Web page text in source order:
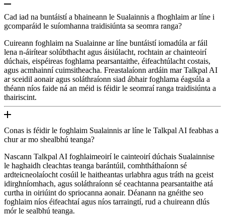
Cad iad na buntáistí a bhaineann le Sualainnis a fhoghlaim ar líne i
gcomparáid le suíomhanna traidisiúnta sa seomra ranga?
Cuireann foghlaim na Sualainne ar líne buntáistí iomadúla ar fáil
lena n-áirítear solúbthacht agus áisiúlacht, rochtain ar chainteoirí
dúchais, eispéireas foghlama pearsantaithe, éifeachtúlacht costais,
agus acmhainní cuimsitheacha. Freastalaíonn ardáin mar Talkpal AI
ar sceidil aonair agus soláthraíonn siad ábhair foghlama éagsúla a
théann níos faide ná an méid is féidir le seomraí ranga traidisiúnta a
thairiscint.
Conas is féidir le foghlaim Sualainnis ar líne le Talkpal AI feabhas a
chur ar mo shealbhú teanga?
Nascann Talkpal AI foghlaimeoirí le cainteoirí dúchais Sualainnise
le haghaidh cleachtas teanga barántúil, comhtháthaíonn sé
ardteicneolaíocht cosúil le haitheantas urlabhra agus tráth na gceist
idirghníomhach, agus soláthraíonn sé ceachtanna pearsantaithe atá
curtha in oiriúint do spriocanna aonair. Déanann na gnéithe seo
foghlaim níos éifeachtaí agus níos tarraingtí, rud a chuireann dlús
mór le sealbhú teanga.